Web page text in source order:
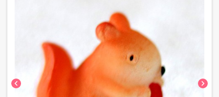
chevron_left chevron_right